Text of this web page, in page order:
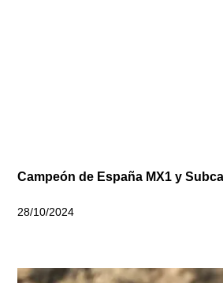
Campeón de España MX1 y
28/10/2024